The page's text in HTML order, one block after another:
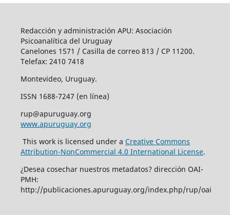
Redacción y administración APU: Asociación
Psicoanalítica del Uruguay
Canelones 1571 / Casilla de correo 813 / CP 11200.
Telefax: 2410 7418
Montevideo, Uruguay.
ISSN 1688-7247 (en línea)
rup@apuruguay.org
www.apuruguay.org
This work is licensed under a Creative Commons
Attribution-NonCommercial 4.0 International License.
¿Desea cosechar nuestros metadatos? dirección OAI-
PMH:
http://publicaciones.apuruguay.org/index.php/rup/oai